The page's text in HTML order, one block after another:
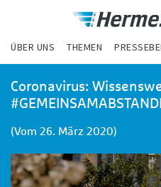
ÜBER UNS THEMEN
Wissenswertes
zur
Zustellung
Coronavirus:
(Vom 26. März 2020)